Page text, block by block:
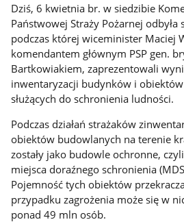
Dziś, 6 kwietnia br. w siedzibie
Państwowej Straży Pożarnej odbyła
podczas której wiceminister Maciej
komendantem głównym PSP gen.
Bartkowiakiem, zaprezentowali
inwentaryzacji budynków i
służących do schronienia ludności.
Podczas działań strażaków
obiektów budowlanych na terenie
zostały jako budowle ochronne,
miejsca doraźnego schronienia
Pojemność tych obiektów
przypadku zagrożenia może się w
ponad 49 mln osób.